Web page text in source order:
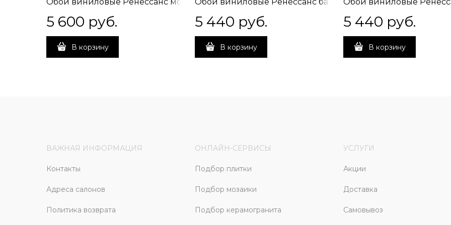
мотив 1,06х10 (1, Т А) ВНИМАНИЕ!
СМЕЩЁННАЯ СТЫКОВКА
5 600 руб.
В корзину
серый, база 1,06х10 (1, Т В)
ВНИМАНИЕ! НАПРАВЛЕННАЯ
СТЫКОВКА
5 440 руб.
В корзину
бежевый, база 1,06х10 (1,Т
ВНИМАНИЕ!
СТЫКОВКА
5 440 руб.
В корзину
ВАЖНАЯ ИНФОРМАЦИЯ
Контакты
Адреса салонов
Политика возврата
ОНЛАЙН-СЕРВИСЫ
Подбор плитки
Подбор мозаики
Подбор керамогранита
УСЛУГИ
Акции
Доставка
Самовывоз